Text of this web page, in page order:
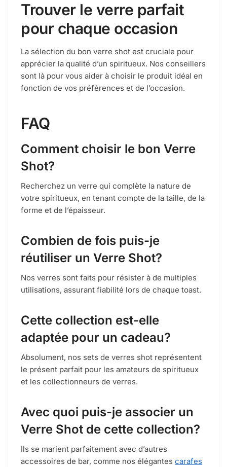
Trouver le verre parfait
pour chaque occasion
La sélection du bon verre shot est cruciale pour
apprécier la qualité d’un spiritueux. Nos conseillers
sont là pour vous aider à choisir le produit idéal en
fonction de vos préférences et de l’occasion.
FAQ
Comment choisir le bon Verre
Shot?
Recherchez un verre qui complète la nature de
votre spiritueux, en tenant compte de la taille, de la
forme et de l’épaisseur.
Combien de fois puis-je
réutiliser un Verre Shot?
Nos verres sont faits pour résister à de multiples
utilisations, assurant fiabilité lors de chaque toast.
Cette collection est-elle
adaptée pour un cadeau?
Absolument, nos sets de verres shot représentent
le présent parfait pour les amateurs de spiritueux
et les collectionneurs de verres.
Avec quoi puis-je associer un
Verre Shot de cette collection?
Ils se marient parfaitement avec d’autres
accessoires de bar, comme nos élégantes carafes